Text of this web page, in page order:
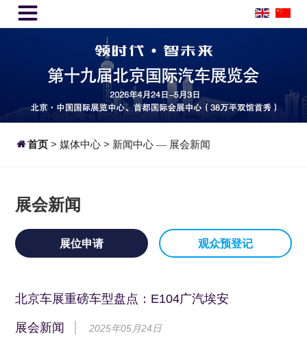

首页 > 媒体中心 > 新闻中心 — 展会新闻
展会新闻
展位申请 观众预登记
北京车展重磅车型盘点：E104广汽埃安
展会新闻 2025年05月24日